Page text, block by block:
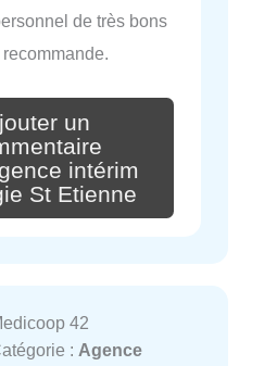
de très bons
un
intérim
St Etienne
42
: Agence